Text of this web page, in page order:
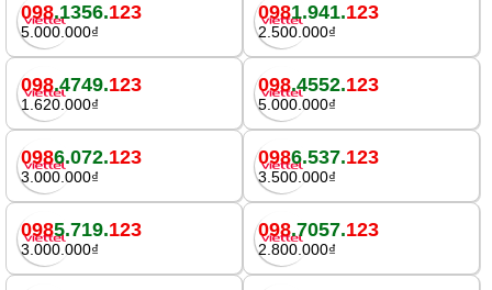
098.1356.123
5.000.000₫
0981.941.123
2.500.000₫
098.4749.123
1.620.000₫
098.4552.123
5.000.000₫
0986.072.123
3.000.000₫
0986.537.123
3.500.000₫
0985.719.123
3.000.000₫
098.7057.123
2.800.000₫